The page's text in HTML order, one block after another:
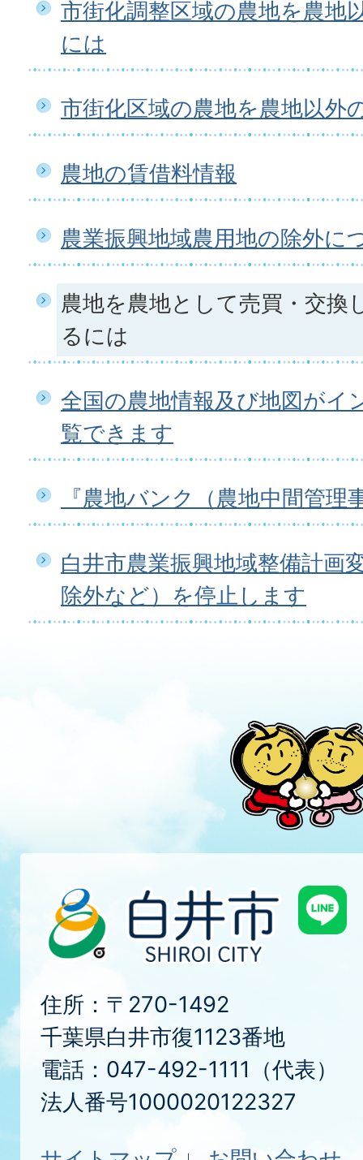
市街化調整区域の農地を農地
には
市街化区域の農地を農地以外
農地の賃借料情報
農業振興地域農用地の除外に
農地を農地として売買・交換
るには
全国の農地情報及び地図がイ
覧できます
『農地バンク（農地中間管理
白井市農業振興地域整備計画
除外など）を停止します
住所：〒270-1492
千葉県白井市復1123番地
電話：047-492-1111（代表）
法人番号1000020122327